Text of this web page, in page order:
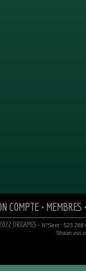
COMPTE • MEMBRES
ORIGAMES - N°Siret : 523 288
Shaan est